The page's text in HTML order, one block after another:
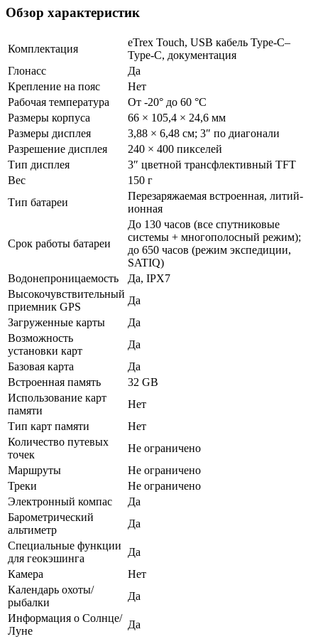
Обзор характеристик
Комплектация
eTrex Touch, USB кабель Type-C–
Type-C, документация
Глонасс
Да
Крепление на пояс
Нет
Рабочая температура
От -20° до 60 °C
Размеры корпуса
66 × 105,4 × 24,6 мм
Размеры дисплея
3,88 × 6,48 см; 3″ по диагонали
Разрешение дисплея
240 × 400 пикселей
Тип дисплея
3″ цветной трансфлективный TFT
Вес
150 г
Тип батареи
Перезаряжаемая встроенная, литий-
ионная
Срок работы батареи
До 130 часов (все спутниковые
системы + многополосный режим);
до 650 часов (режим экспедиции,
SATIQ)
Водонепроницаемость
Да, IPX7
Высокочувствительный
приемник GPS
Да
Загруженные карты
Да
Возможность
установки карт
Да
Базовая карта
Да
Встроенная память
32 GB
Использование карт
памяти
Нет
Тип карт памяти
Нет
Количество путевых
точек
Не ограничено
Маршруты
Не ограничено
Треки
Не ограничено
Электронный компас
Да
Барометрический
альтиметр
Да
Специальные функции
для геокэшинга
Да
Камера
Нет
Календарь охоты/
рыбалки
Да
Информация о Солнце/
Луне
Да